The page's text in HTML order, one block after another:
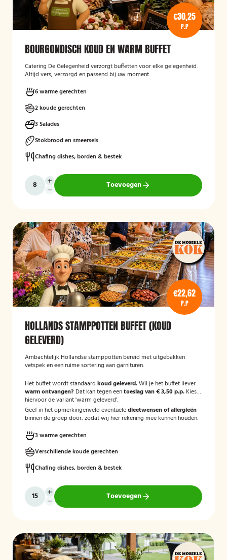
€30,25
P.P
BOURGONDISCH KOUD EN WARM BUFFET
Catering De Gelegenheid verzorgt buffetten voor elke gelegenheid.
Altijd vers, verzorgd en passend bij uw moment.
6 warme gerechten
2 koude gerechten
3 Salades
Stokbrood en smeersels
Chafing dishes, borden & bestek
Toevoegen
€22,62
P.P
HOLLANDS STAMPPOTTEN BUFFET (KOUD
GELEVERD)
Ambachtelijk Hollandse stamppotten bereid met uitgebakken
vetspek en een ruime sortering aan garnituren.
Het buffet wordt standaard koud geleverd.Wil je het buffet liever
warm ontvangen? Dat kan tegen eentoeslag van € 3,50 p.p. Kies
hiervoor de variant 'warm geleverd'.
Geef in het opmerkingenveld eventueledieetwensen of allergieën
binnen de groep door, zodat wij hier rekening mee kunnen houden.
3 warme gerechten
Verschillende koude gerechten
Chafing dishes, borden & bestek
Toevoegen